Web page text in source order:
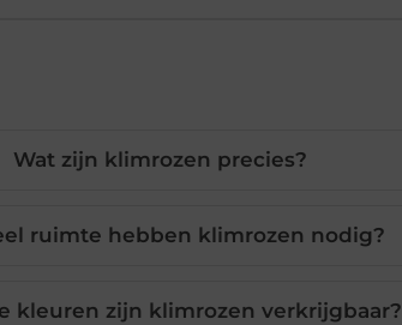
Wat zijn klimrozen precies?
ruimte hebben klimrozen nodig?
kleuren zijn klimrozen verkrijgbaar?